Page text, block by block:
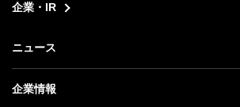
企業・IR
ニュース
ニュース トップ
企業情報